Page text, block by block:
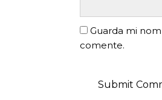
Guarda mi
comente.